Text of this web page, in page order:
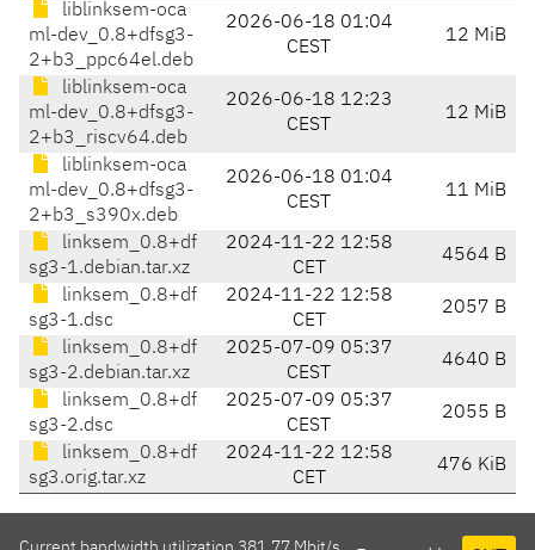
liblinksem-oca
ml-dev_0.8+dfsg3-
2+b3_ppc64el.deb
2026-06-18 01:04
CEST
12 MiB
liblinksem-oca
ml-dev_0.8+dfsg3-
2+b3_riscv64.deb
2026-06-18 12:23
CEST
12 MiB
liblinksem-oca
ml-dev_0.8+dfsg3-
2+b3_s390x.deb
2026-06-18 01:04
CEST
11 MiB
linksem_0.8+df
sg3-1.debian.tar.xz
2024-11-22 12:58
CET
4564 B
linksem_0.8+df
sg3-1.dsc
2024-11-22 12:58
CET
2057 B
linksem_0.8+df
sg3-2.debian.tar.xz
2025-07-09 05:37
CEST
4640 B
linksem_0.8+df
sg3-2.dsc
2025-07-09 05:37
CEST
2055 B
linksem_0.8+df
sg3.orig.tar.xz
2024-11-22 12:58
CET
476 KiB